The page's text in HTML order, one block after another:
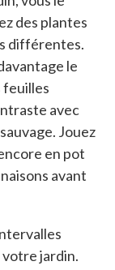
des plantes
différentes.
le
feuilles
avec
Jouez
en pot
avant
jardin.